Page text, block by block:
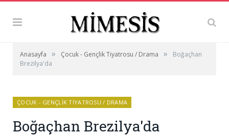
Anasayfa » Çocuk - Gençlik Tiyatrosu / Drama »
Boğaçhan
Brezilya'da
ÇOCUK - GENÇLIK TIYATROSU / DRAMA
Boğaçhan Brezilya'da